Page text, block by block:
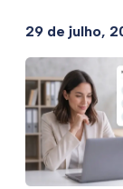
29 de julho,